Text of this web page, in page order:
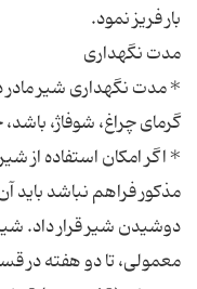
* مدت نگهداری شیر مادر
* اگر امكان استفاده از
مذكور فراهم نباشد باید
معمولی، تا دو هفته در